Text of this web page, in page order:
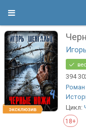
394
Роман
Цикл:
18+